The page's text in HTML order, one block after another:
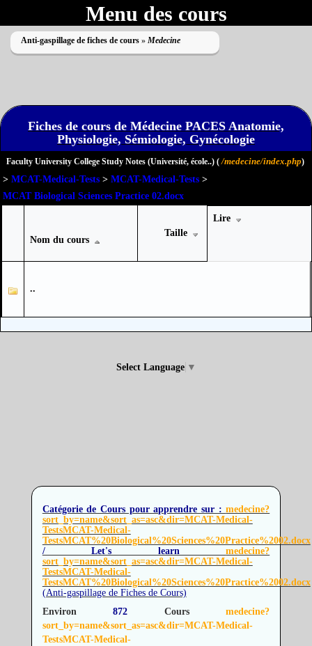
Menu des cours
Anti-gaspillage de fiches de cours » Medecine
Impossible de lire le dossier
Fiches de cours de Médecine PACES Anatomie,
Physiologie, Sémiologie, Gynécologie
Faculty University College Study Notes (Université, école..) ( /medecine/index.php)
> MCAT-Medical-Tests > MCAT-Medical-Tests >
MCAT Biological Sciences Practice 02.docx
Nom du cours
Taille
Lire
..
Select Language ▼
Catégorie de Cours pour apprendre sur :medecine?
sort_by=name&sort_as=asc&dir=MCAT-Medical-
TestsMCAT-Medical-
TestsMCAT%20Biological%20Sciences%20Practice%2002.docx
/ Let's learnmedecine?
sort_by=name&sort_as=asc&dir=MCAT-Medical-
TestsMCAT-Medical-
TestsMCAT%20Biological%20Sciences%20Practice%2002.docx
(Anti-gaspillage de Fiches de Cours)
Environ872 Coursmedecine?
sort_by=name&sort_as=asc&dir=MCAT-Medical-
TestsMCAT-Medical-